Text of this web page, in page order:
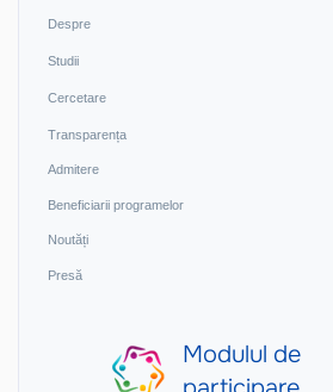
Despre
Studii
Cercetare
Transparența
Admitere
Beneficiarii programelor
Noutăți
Presă